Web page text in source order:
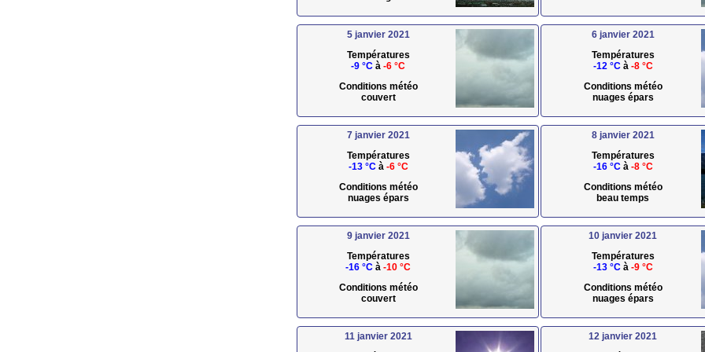
5 janvier 2021
Températures
-9 °C à -6 °C
Conditions météo
couvert
6 janvier 2021
Températures
-12 °Cà -8 °C
Conditions météo
nuages épars
7 janvier 2021
Températures
-13 °Cà -6 °C
Conditions météo
nuages épars
8 janvier 2021
Températures
-16 °Cà -8 °C
Conditions météo
beau temps
9 janvier 2021
Températures
-16 °C à -10 °C
Conditions météo
couvert
10 janvier 2021
Températures
-13 °Cà -9 °C
Conditions météo
nuages épars
11 janvier 2021
12 janvier 2021